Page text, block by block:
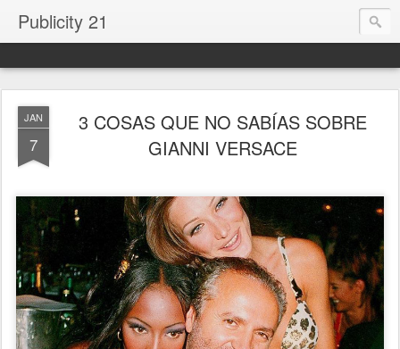
Publicity 21
JAN
7
3 COSAS QUE NO SABÍAS SOBRE
GIANNI VERSACE